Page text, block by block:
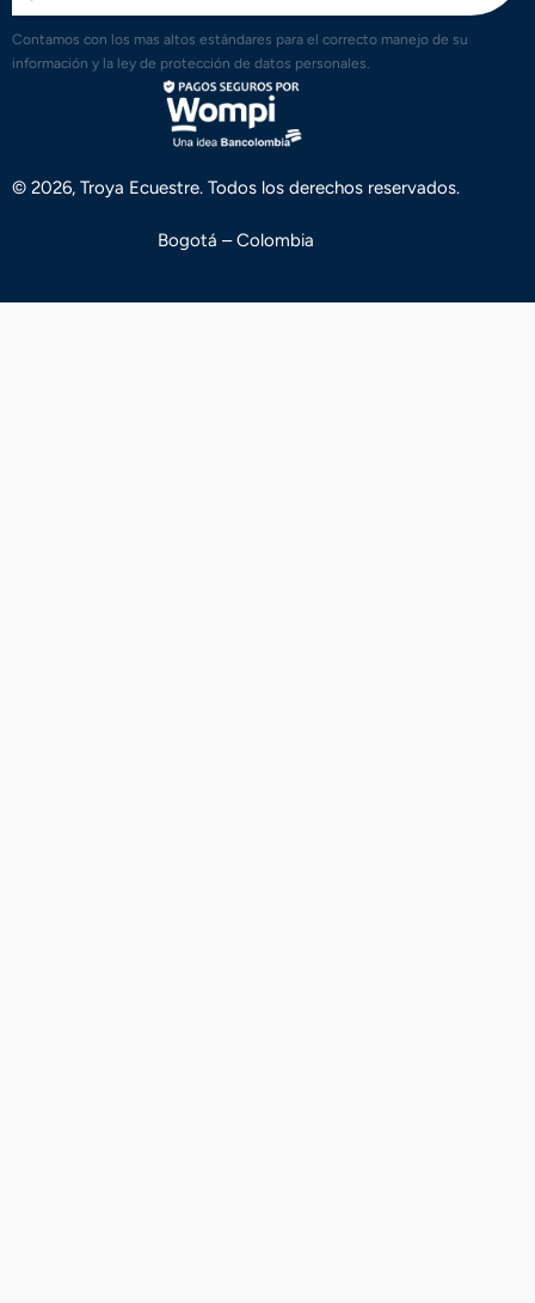
Contamos con los mas altos estándares para el correcto manejo de su
información y la ley de protección de datos personales.
© 2026, Troya Ecuestre. Todos los derechos reservados.
Bogotá – Colombia